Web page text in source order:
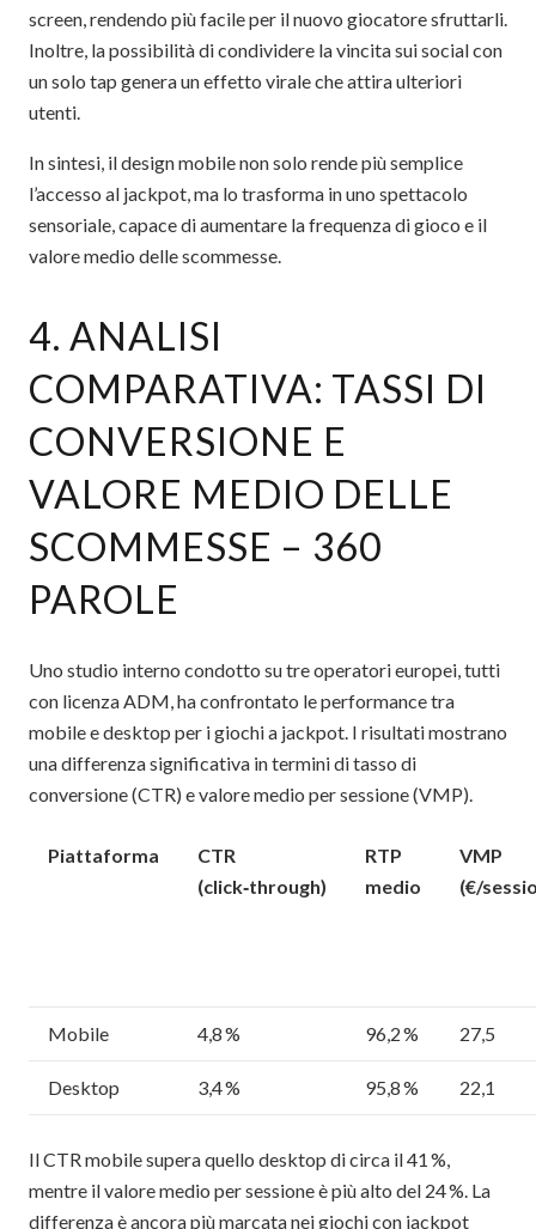
screen, rendendo più facile per il nuovo giocatore sfruttarli.
Inoltre, la possibilità di condividere la vincita sui social con
un solo tap genera un effetto virale che attira ulteriori
utenti.
In sintesi, il design mobile non solo rende più semplice
l’accesso al jackpot, ma lo trasforma in uno spettacolo
sensoriale, capace di aumentare la frequenza di gioco e il
valore medio delle scommesse.
4. ANALISI
COMPARATIVA: TASSI DI
CONVERSIONE E
VALORE MEDIO DELLE
SCOMMESSE – 360
PAROLE
Uno studio interno condotto su tre operatori europei, tutti
con licenza ADM, ha confrontato le performance tra
mobile e desktop per i giochi a jackpot. I risultati mostrano
una differenza significativa in termini di tasso di
conversione (CTR) e valore medio per sessione (VMP).
Piattaforma
CTR
(click‑through)
RTP
medio
VMP
(€/
Mobile 4,8 % 96,2 % 27,5
Desktop 3,4 % 95,8 % 22,1
Il CTR mobile supera quello desktop di circa il 41 %,
mentre il valore medio per sessione è più alto del 24 %. La
differenza è ancora più marcata nei giochi con jackpot